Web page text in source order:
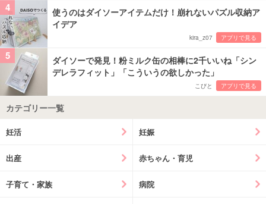
4
使うのはダイソーアイテムだけ！崩れないパズル収納ア
イデア
kira_z07 アプリで見る
5
ダイソーで発見！粉ミルク缶の相棒に2千いいね「シン
デレラフィット」「こういうの欲しかった」
こびと アプリで見る
カテゴリー一覧
妊活 妊娠
出産 赤ちゃん・育児
子育て・家族 病院